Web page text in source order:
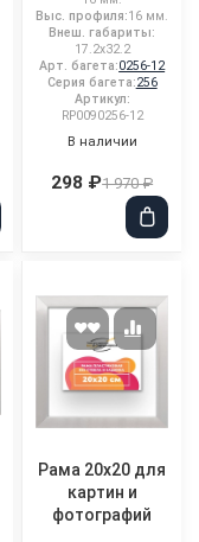
Выс. профиля:16 мм.
Внеш. габариты:
17.2x32.2
Арт. багета:0256-12
Серия багета:256
Артикул:
RP0090256-12
В наличии
298 ₽1 970 ₽
Рама 20x20 для
картин и
фотографий